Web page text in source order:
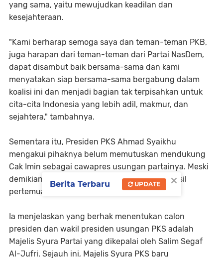
yang sama, yaitu mewujudkan keadilan dan
kesejahteraan.
"Kami berharap semoga saya dan teman-teman PKB,
juga harapan dari teman-teman dari Partai NasDem,
dapat disambut baik bersama-sama dan kami
menyatakan siap bersama-sama bergabung dalam
koalisi ini dan menjadi bagian tak terpisahkan untuk
cita-cita Indonesia yang lebih adil, makmur, dan
sejahtera," tambahnya.
Sementara itu, Presiden PKS Ahmad Syaikhu
mengakui pihaknya belum memutuskan mendukung
Cak Imin sebagai cawapres usungan partainya. Meski
demikian, dia berjanji akan menyampaikan hasil
pertemuan kali ini ke Majelis Syura PKS.
Ia menjelaskan yang berhak menentukan calon
presiden dan wakil presiden usungan PKS adalah
Majelis Syura Partai yang dikepalai oleh Salim Segaf
Al-Jufri. Sejauh ini, Majelis Syura PKS baru
×
Berita Terbaru UPDATE